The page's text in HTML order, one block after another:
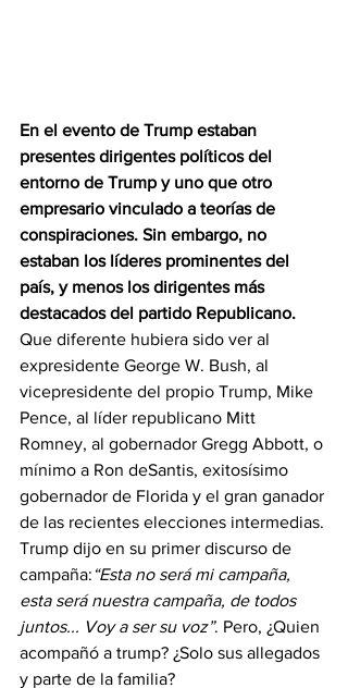
En el evento de Trump estaban
presentes dirigentes políticos del
entorno de Trump y uno que otro
empresario vinculado a teorías de
conspiraciones. Sin embargo, no
estaban los líderes prominentes del
país, y menos los dirigentes más
destacados del partido Republicano.
Que diferente hubiera sido ver al
expresidente George W. Bush, al
vicepresidente del propio Trump, Mike
Pence, al líder republicano Mitt
Romney, al gobernador Gregg Abbott, o
mínimo a Ron deSantis, exitosísimo
gobernador de Florida y el gran ganador
de las recientes elecciones intermedias.
Trump dijo en su primer discurso de
campaña: “Esta no será mi campaña,
esta será nuestra campaña, de todos
juntos... Voy a ser su voz”. Pero, ¿Quien
acompañó a trump? ¿Solo sus allegados
y parte de la familia?